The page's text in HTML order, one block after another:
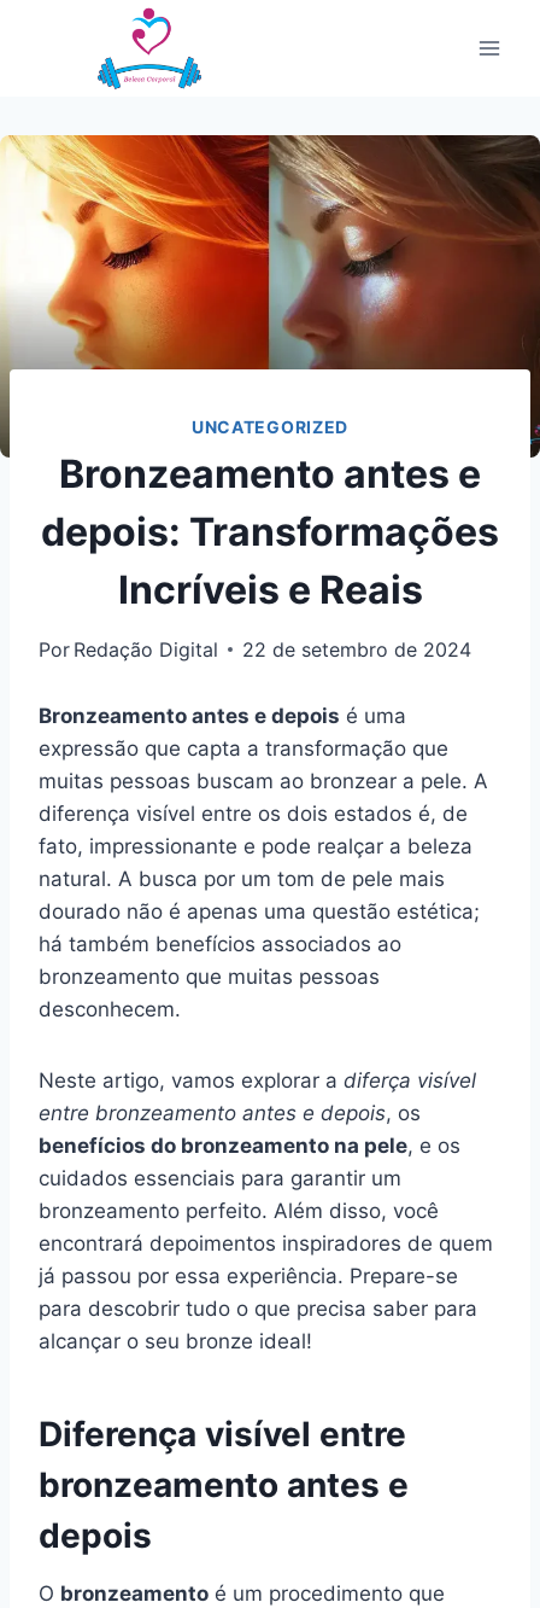
UNCATEGORIZED
Bronzeamento antes e
depois: Transformações
Incríveis e Reais
Por Redação Digital 22 de setembro de 2024
Bronzeamento antes e depois é uma
expressão que capta a transformação que
muitas pessoas buscam ao bronzear a pele. A
diferença visível entre os dois estados é, de
fato, impressionante e pode realçar a beleza
natural. A busca por um tom de pele mais
dourado não é apenas uma questão estética;
há também benefícios associados ao
bronzeamento que muitas pessoas
desconhecem.
Neste artigo, vamos explorar a diferça visível
entre bronzeamento antes e depois, os
benefícios do bronzeamento na pele, e os
cuidados essenciais para garantir um
bronzeamento perfeito. Além disso, você
encontrará depoimentos inspiradores de quem
já passou por essa experiência. Prepare-se
para descobrir tudo o que precisa saber para
alcançar o seu bronze ideal!
Diferença visível entre
bronzeamento antes e
depois
O bronzeamento é um procedimento que